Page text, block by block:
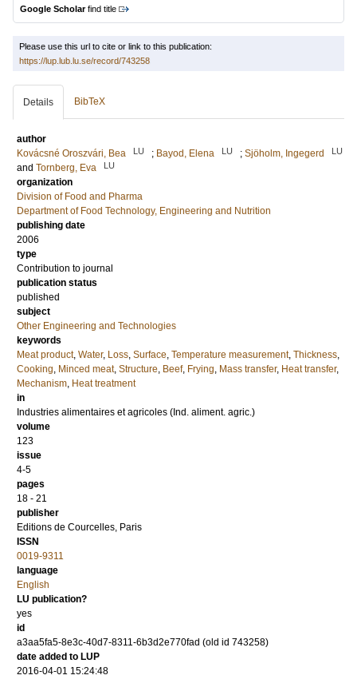
Google Scholarfind title
Please use this url to cite or link to this publication:
https://lup.lub.lu.se/record/743258
Details BibTeX
author
Kovácsné Oroszvári, Bea
LU ; Bayod, Elena LU ; Sjöholm, Ingegerd LU
and Tornberg, Eva LU
organization
Division of Food and Pharma
Department of Food Technology, Engineering and Nutrition
publishing date
2006
type
Contribution to journal
publication status
published
subject
Other Engineering and Technologies
keywords
Meat product, Water, Loss, Surface, Temperature measurement, Thickness,
Cooking, Minced meat, Structure, Beef, Frying, Mass transfer, Heat transfer,
Mechanism, Heat treatment
in
Industries alimentaires et agricoles (Ind. aliment. agric.)
volume
123
issue
4-5
pages
18 - 21
publisher
Editions de Courcelles, Paris
ISSN
0019-9311
language
English
LU publication?
yes
id
a3aa5fa5-8e3c-40d7-8311-6b3d2e770fad (old id 743258)
date added to LUP
2016-04-01 15:24:48